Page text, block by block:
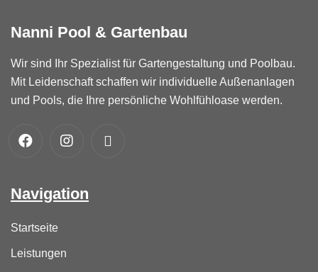
Nanni Pool & Gartenbau
Wir sind Ihr Spezialist für Gartengestaltung und Poolbau.
Mit Leidenschaft schaffen wir individuelle Außenanlagen
und Pools, die Ihre persönliche Wohlfühloase werden.
Navigation
Startseite
Leistungen